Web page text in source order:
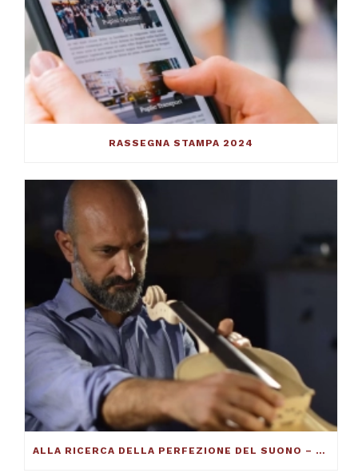
RASSEGNA STAMPA 2024
ALLA RICERCA DELLA PERFEZIONE DEL SUONO – FRANCESCO TOTO VIOLINMAKER – ARTICOLO SU THE DUCKER MAGAZINE